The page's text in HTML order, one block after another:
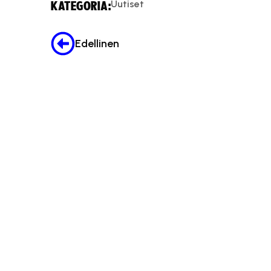
KATEGORIA:Uutiset
Edellinen